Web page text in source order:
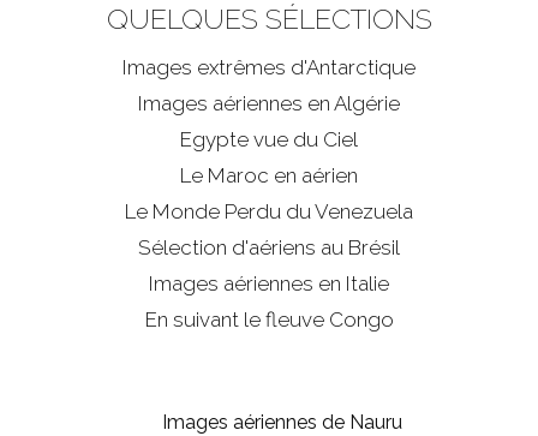
QUELQUES SÉLECTIONS
Images extrêmes d'Antarctique
Images aériennes en Algérie
Egypte vue du Ciel
Le Maroc en aérien
Le Monde Perdu du Venezuela
Sélection d'aériens au Brésil
Images aériennes en Italie
En suivant le fleuve Congo
Images aériennes de Nauru